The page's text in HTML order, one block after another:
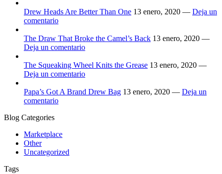
Drew Heads Are Better Than One 13 enero, 2020 — Deja un
comentario
The Draw That Broke the Camel’s Back 13 enero, 2020 —
Deja un comentario
The Squeaking Wheel Knits the Grease 13 enero, 2020 —
Deja un comentario
Papa’s Got A Brand Drew Bag 13 enero, 2020 — Deja un
comentario
Blog Categories
Marketplace
Other
Uncategorized
Tags